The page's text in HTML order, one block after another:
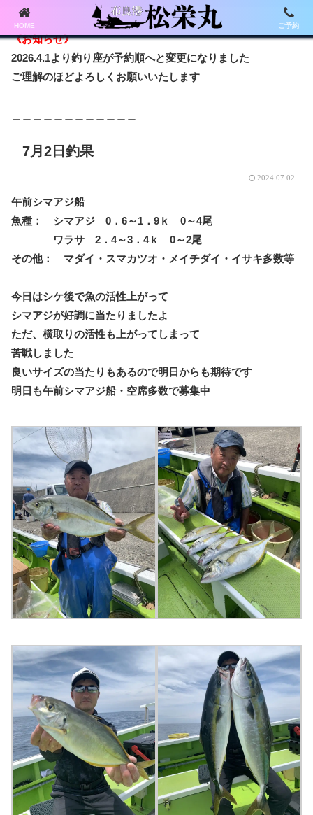
《お知らせ》
2026.4.1より釣り座が予約順へと変更になりました
ご理解のほどよろしくお願いいたします
7月2日釣果
2024.07.02
午前シマアジ船
魚種： シマアジ 0．6～1．9ｋ 0～4尾
ワラサ 2．4～3．4ｋ 0～2尾
その他： マダイ・スマカツオ・メイチダイ・イサキ多数等
今日はシケ後で魚の活性上がって
シマアジが好調に当たりましたよ
ただ、横取りの活性も上がってしまって
苦戦しました
良いサイズの当たりもあるので明日からも期待です
明日も午前シマアジ船・空席多数で募集中
HOME ご予約